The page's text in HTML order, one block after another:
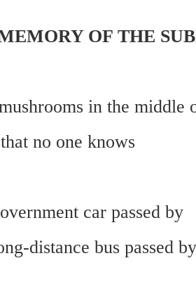
OF THE
in the middle
no one knows
car passed by
distance bus passed by